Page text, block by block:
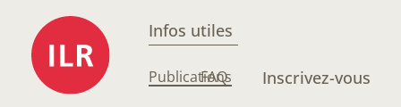
Infos utiles
Publications
FAQ Inscrivez-vous